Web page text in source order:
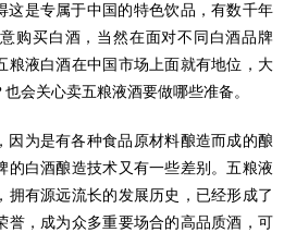
这是专属于中国的特色饮品，有数千年
购买白酒，当然在面对不同白酒品牌
粮液白酒在中国市场上面就有地位，大
会关心卖五粮液酒要做哪些准备。
因为是有各种食品原材料酿造而成的酿
的白酒酿造技术又有一些差别。五粮液
拥有源远流长的发展历史，已经形成了
誉，成为众多重要场合的高品质酒，可